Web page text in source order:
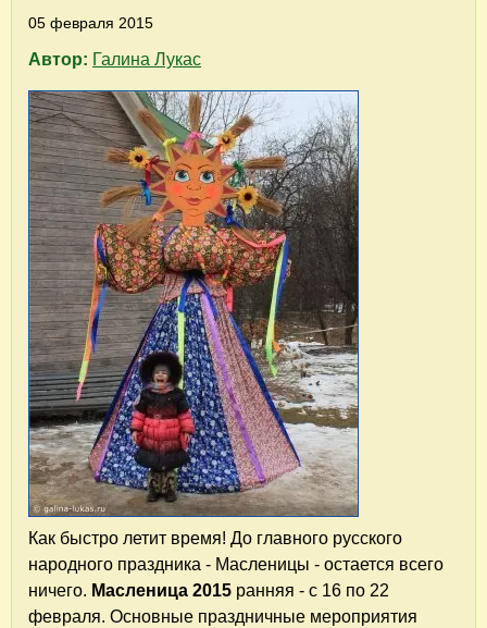
05 февраля 2015
Автор: Галина Лукас
Как быстро летит время! До главного русского
народного праздника - Масленицы - остается всего
ничего. Масленица 2015 ранняя - с 16 по 22
февраля. Основные праздничные мероприятия